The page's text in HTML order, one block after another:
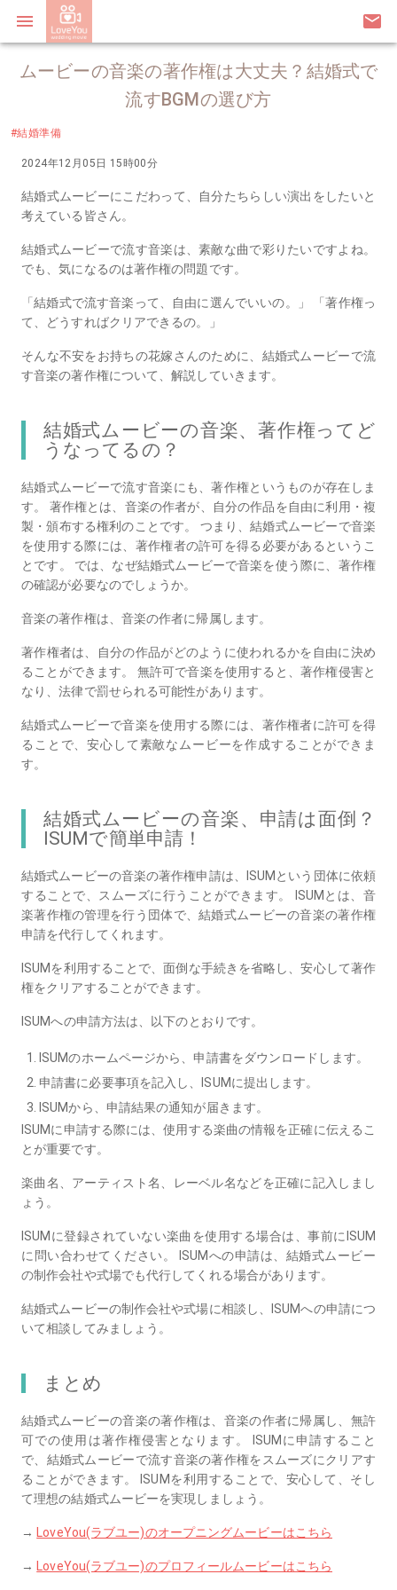
menu email
ムービーの音楽の著作権は大丈夫？結婚式で
流すBGMの選び方
#結婚準備
2024年12月05日 15時00分
結婚式ムービーにこだわって、自分たちらしい演出をしたいと
考えている皆さん。
結婚式ムービーで流す音楽は、素敵な曲で彩りたいですよね。
でも、気になるのは著作権の問題です。
「結婚式で流す音楽って、自由に選んでいいの。」 「著作権っ
て、どうすればクリアできるの。」
そんな不安をお持ちの花嫁さんのために、結婚式ムービーで流
す音楽の著作権について、解説していきます。
結婚式ムービーの音楽、著作権ってど
うなってるの？
結婚式ムービーで流す音楽にも、著作権というものが存在しま
す。 著作権とは、音楽の作者が、自分の作品を自由に利用・複
製・頒布する権利のことです。 つまり、結婚式ムービーで音楽
を使用する際には、著作権者の許可を得る必要があるというこ
とです。 では、なぜ結婚式ムービーで音楽を使う際に、著作権
の確認が必要なのでしょうか。
音楽の著作権は、音楽の作者に帰属します。
著作権者は、自分の作品がどのように使われるかを自由に決め
ることができます。 無許可で音楽を使用すると、著作権侵害と
なり、法律で罰せられる可能性があります。
結婚式ムービーで音楽を使用する際には、著作権者に許可を得
ることで、安心して素敵なムービーを作成することができま
す。
結婚式ムービーの音楽、申請は面倒？
ISUMで簡単申請！
結婚式ムービーの音楽の著作権申請は、ISUMという団体に依頼
することで、スムーズに行うことができます。 ISUMとは、音
楽著作権の管理を行う団体で、結婚式ムービーの音楽の著作権
申請を代行してくれます。
ISUMを利用することで、面倒な手続きを省略し、安心して著作
権をクリアすることができます。
ISUMへの申請方法は、以下のとおりです。
ISUMのホームページから、申請書をダウンロードします。
申請書に必要事項を記入し、ISUMに提出します。
ISUMから、申請結果の通知が届きます。
ISUMに申請する際には、使用する楽曲の情報を正確に伝えるこ
とが重要です。
楽曲名、アーティスト名、レーベル名などを正確に記入しまし
ょう。
ISUMに登録されていない楽曲を使用する場合は、事前にISUM
に問い合わせてください。 ISUMへの申請は、結婚式ムービー
の制作会社や式場でも代行してくれる場合があります。
結婚式ムービーの制作会社や式場に相談し、ISUMへの申請につ
いて相談してみましょう。
まとめ
結婚式ムービーの音楽の著作権は、音楽の作者に帰属し、無許
可での使用は著作権侵害となります。 ISUMに申請すること
で、結婚式ムービーで流す音楽の著作権をスムーズにクリアす
ることができます。 ISUMを利用することで、安心して、そし
て理想の結婚式ムービーを実現しましょう。
→ LoveYou(ラブユー)のオープニングムービーはこちら
→ LoveYou(ラブユー)のプロフィールムービーはこちら